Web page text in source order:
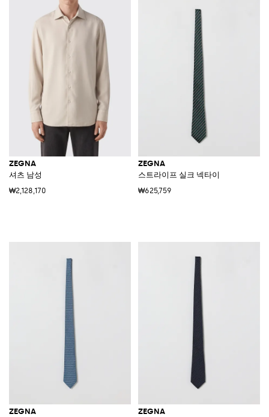
ZEGNA
셔츠 남성
₩2,128,170
ZEGNA
스트라이프 실크 넥타이
₩625,759
ZEGNA ZEGNA